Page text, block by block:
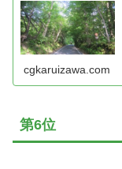
cgkaruizawa.com
第6位